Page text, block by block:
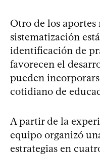
Otro de los aportes
sistematización
identificación de
favorecen el
pueden
cotidiano de
A partir de la
equipo organizó
estrategias en